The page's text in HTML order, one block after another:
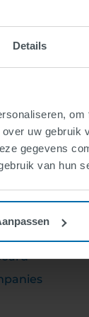
Details
uw
gegevens
van hun